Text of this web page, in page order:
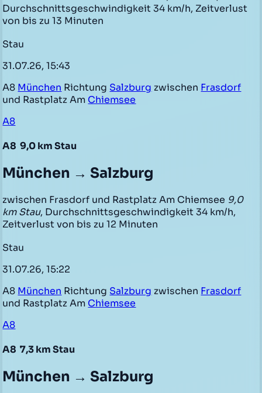
Durchschnittsgeschwindigkeit 34 km/h, Zeitverlust
von bis zu 13 Minuten
Stau
31.07.26, 15:43
A8 München Richtung Salzburg zwischen Frasdorf
und Rastplatz Am Chiemsee
A8
A8 9,0 km Stau
München → Salzburg
zwischen Frasdorf und Rastplatz Am Chiemsee 9,0
km Stau, Durchschnittsgeschwindigkeit 34 km/h,
Zeitverlust von bis zu 12 Minuten
Stau
31.07.26, 15:22
A8 München Richtung Salzburg zwischen Frasdorf
und Rastplatz Am Chiemsee
A8
A8 7,3 km Stau
München → Salzburg